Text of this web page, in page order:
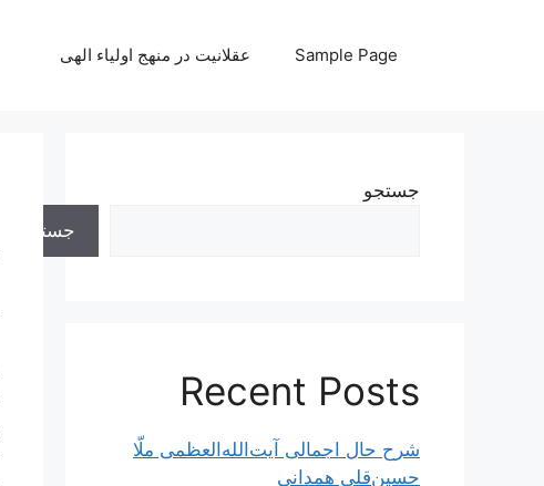
Sample Page عقلانیت در منهج اولیاء الهی
جستجو
جستجو
Recent Posts
شرح حال اجمالی آیت‌الله‌العظمی ملّا
حسین‌قلی همدانی